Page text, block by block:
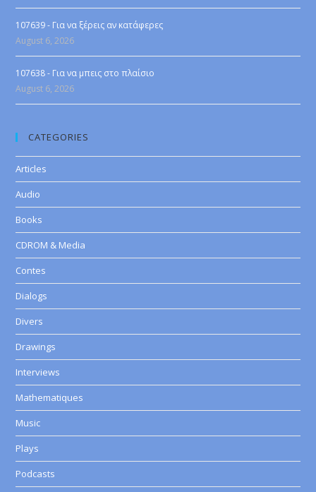
107639 - Για να ξέρεις αν κατάφερες
August 6, 2026
107638 - Για να μπεις στο πλαίσιο
August 6, 2026
CATEGORIES
Articles
Audio
Books
CDROM & Media
Contes
Dialogs
Divers
Drawings
Interviews
Mathematiques
Music
Plays
Podcasts